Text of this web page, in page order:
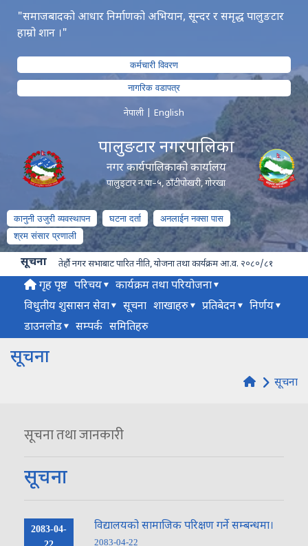
"समाजबादको आधार निर्माणको अभियान, सून्दर र समृद्ध पालुङटार
हाम्रो शान ।"
कर्मचारी विवरण
नागरिक वडापत्र
नेपाली English
पालुङटार नगरपालिका
नगर कार्यपालिकाको कार्यालय
पालुङ्टार न.पा–५, ठाँटीपोखरी, गोरखा
कानुनी उजुरी व्यवस्थापन घटना दर्ता
अनलाईन नक्सा पास
श्रम संसार प्रणाली
सूचना तेर्हौ नगर सभाबाट पारित नीति, योजना तथा कार्यक्रम आ.व. २०८०/८१
गृह पृष्ठ परिचय
कार्यक्रम तथा परियोजना
विधुतीय शुसासन सेवा
सूचना शाखाहरु प्रतिबेदन
निर्णय
डाउनलोड
सम्पर्क समितिहरु
सूचना
सूचना
सूचना तथा जानकारी
सूचना
2083-04-
विद्यालयको सामाजिक परिक्षण गर्ने सम्बन्धमा।
2083-04-22